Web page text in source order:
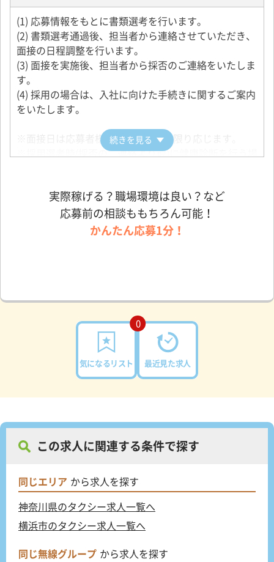
(1) 応募情報をもとに書類選考を行います。
(2) 書類選考通過後、担当者から連絡させていただき、
面接の日程調整を行います。
(3) 面接を実施後、担当者から採否のご連絡をいたしま
す。
(4) 採用の場合は、入社に向けた手続きに関するご案内
をいたします。
※面接日は応募者様の希望にできる限り応じます。
※採用選考時(採否のご連絡より前)に健康診断を行う場
続きを見る
実際稼げる？職場環境は良い？など
応募前の相談ももちろん可能！
かんたん応募1分！
0
気になるリスト 最近見た求人
この求人に関連する条件で探す
同じエリア から求人を探す
神奈川県のタクシー求人一覧へ
横浜市のタクシー求人一覧へ
同じ無線グループ から求人を探す